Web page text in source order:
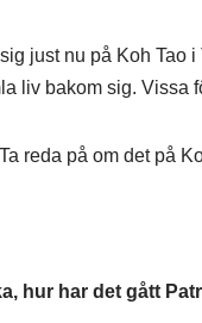
just nu på Koh Tao
liv bakom sig. Vissa
reda på om det på
hur har det gått